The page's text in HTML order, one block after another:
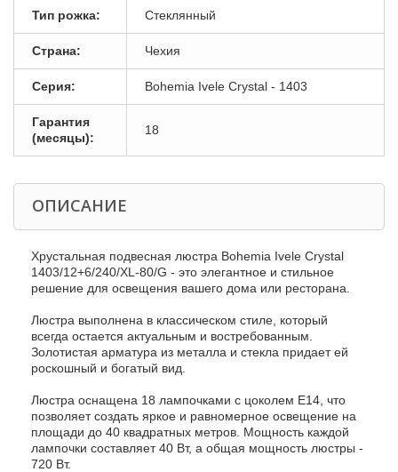
Тип рожка: Стеклянный
Страна: Чехия
Серия: Bohemia Ivele Crystal - 1403
Гарантия
(месяцы):
18
ОПИСАНИЕ
Хрустальная подвесная люстра Bohemia Ivele Crystal
1403/12+6/240/XL-80/G - это элегантное и стильное
решение для освещения вашего дома или ресторана.
Люстра выполнена в классическом стиле, который
всегда остается актуальным и востребованным.
Золотистая арматура из металла и стекла придает ей
роскошный и богатый вид.
Люстра оснащена 18 лампочками с цоколем E14, что
позволяет создать яркое и равномерное освещение на
площади до 40 квадратных метров. Мощность каждой
лампочки составляет 40 Вт, а общая мощность люстры -
720 Вт.